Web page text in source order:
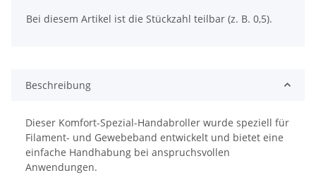
Bei diesem Artikel ist die Stückzahl teilbar (z. B. 0,5).
Beschreibung
Dieser Komfort-Spezial-Handabroller wurde speziell für
Filament- und Gewebeband entwickelt und bietet eine
einfache Handhabung bei anspruchsvollen
Anwendungen.